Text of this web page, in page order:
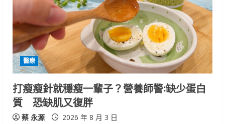
醫療
打瘦瘦針就穩瘦一輩子？營養師警:缺少蛋白
質 恐缺肌又復胖
蔡 永源 2026 年 8 月 3 日